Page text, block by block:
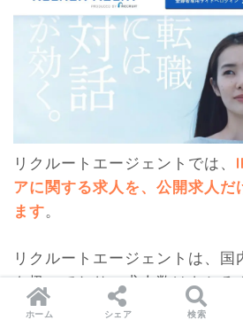
リクルートエージェントでは、
アに関する求人を、公開求人だ
ます。
リクルートエージェントは、国
を扱っており、求人数はもちろ
充実しています。
ホーム シェア 検索